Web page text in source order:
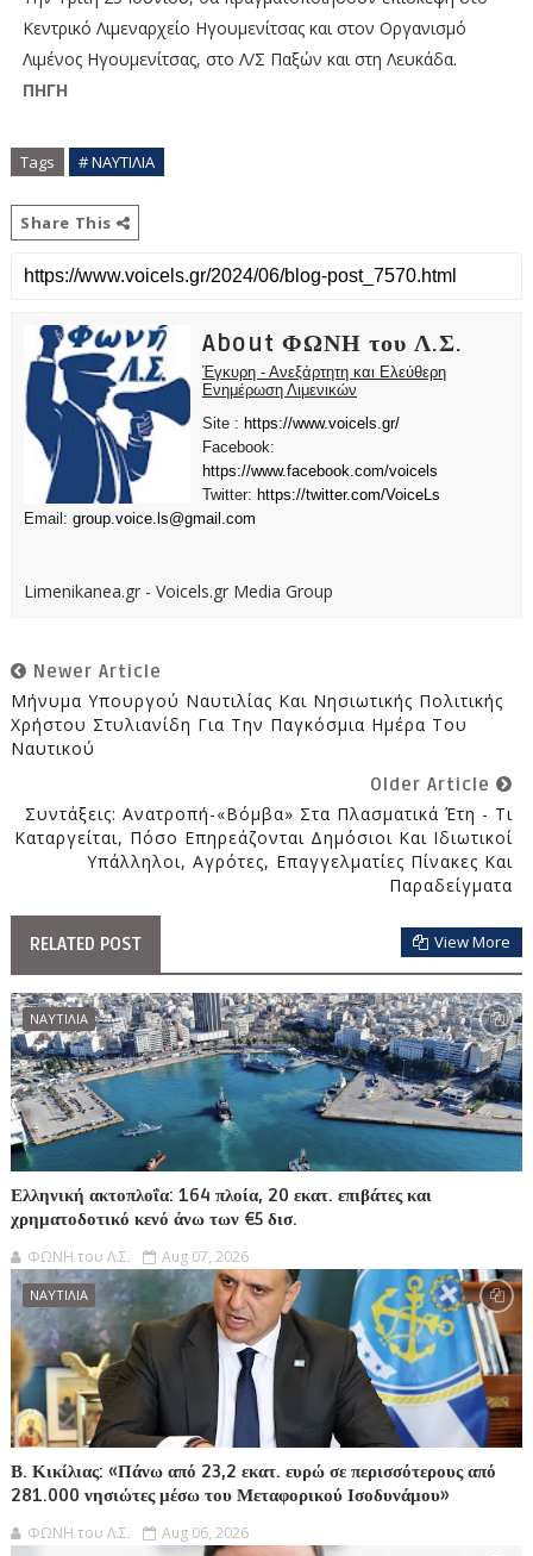
Κεντρικό Λιμεναρχείο Ηγουμενίτσας και στον Οργανισμό
Λιμένος Ηγουμενίτσας, στο Λ/Σ Παξών και στη Λευκάδα.
ΠΗΓΗ
Tags # ΝΑΥΤΙΛΙΑ
Share This
About ΦΩΝΗ του Λ.Σ.
Έγκυρη - Ανεξάρτητη και Ελεύθερη
Ενημέρωση Λιμενικών
Site : https://www.voicels.gr/
Facebook:
https://www.facebook.com/voicels
Twitter: https://twitter.com/VoiceLs
Email: group.voice.ls@gmail.com
Limenikanea.gr - Voicels.gr Media Group
Newer Article
Μήνυμα Υπουργού Ναυτιλίας Και Νησιωτικής Πολιτικής
Χρήστου Στυλιανίδη Για Την Παγκόσμια Ημέρα Του
Ναυτικού
Older Article
Συντάξεις: Ανατροπή-«βόμβα» Στα Πλασματικά Έτη - Τι
Καταργείται, Πόσο Επηρεάζονται Δημόσιοι Και Ιδιωτικοί
Υπάλληλοι, Αγρότες, Επαγγελματίες Πίνακες Και
Παραδείγματα
RELATED POST View More
ΝΑΥΤΙΛΙΑ
Ελληνική ακτοπλοΐα: 164 πλοία, 20 εκατ. επιβάτες και
χρηματοδοτικό κενό άνω των €5 δισ.
ΦΩΝΗ του Λ.Σ. Aug 07, 2026
ΝΑΥΤΙΛΙΑ
Β. Κικίλιας: «Πάνω από 23,2 εκατ. ευρώ σε περισσότερους από
281.000 νησιώτες μέσω του Μεταφορικού Ισοδυνάμου»
ΦΩΝΗ του Λ.Σ. Aug 06, 2026